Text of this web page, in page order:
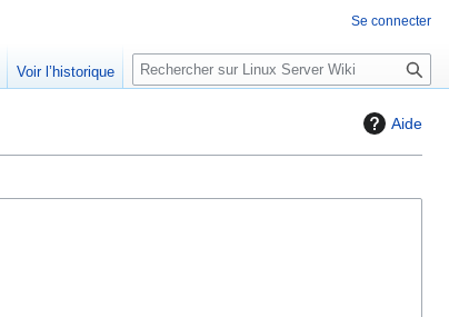
Aide
Se connecter
Voir l’historique
R
e
e